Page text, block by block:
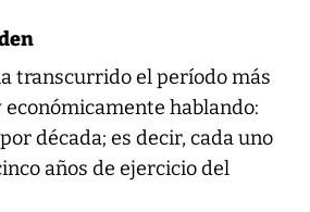
transcurrido el período más
hablando:
década; es decir, cada uno
años de ejercicio del